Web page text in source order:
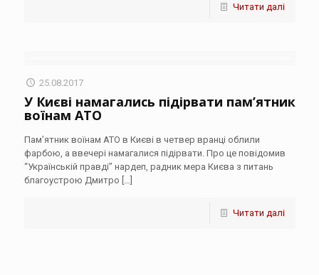
Читати далі
25.08.2017
У Києві намагались підірвати пам’ятник
воїнам АТО
Пам’ятник воїнам АТО в Києві в четвер вранці облили
фарбою, а ввечері намагалися підірвати. Про це повідомив
“Українській правді” нардеп, радник мера Києва з питань
благоустрою Дмитро
Читати далі